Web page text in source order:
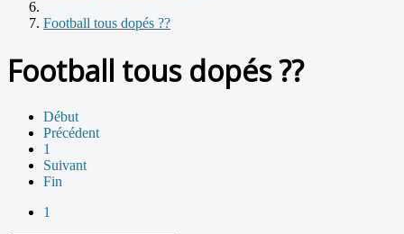
Football tous dopés ??
Football tous dopés ??
Début
Précédent
1
Suivant
Fin
1